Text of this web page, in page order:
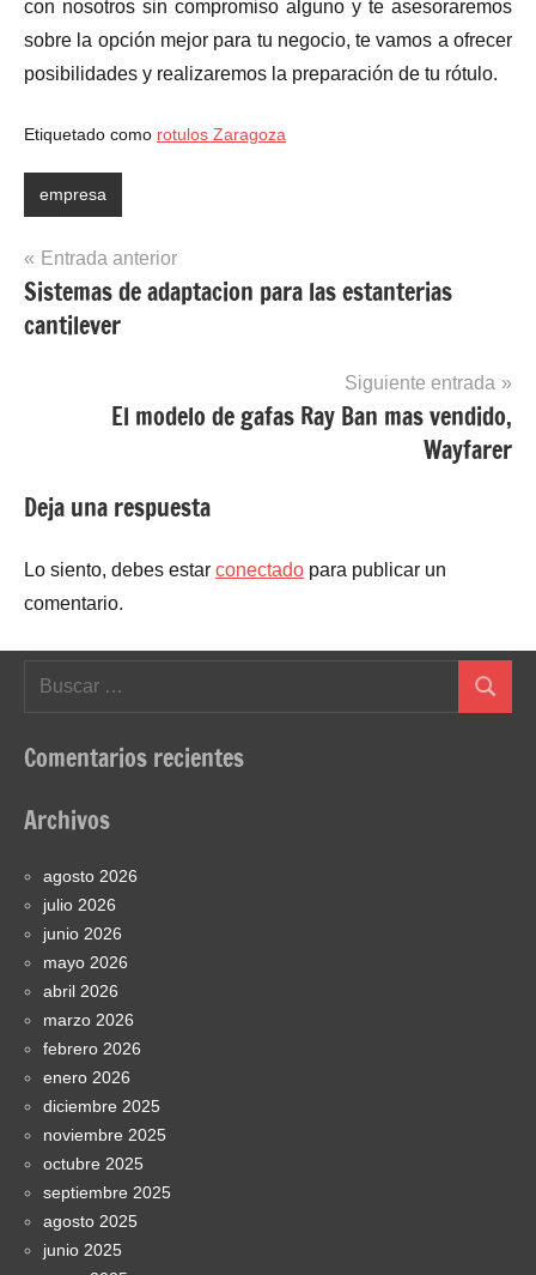
con nosotros sin compromiso alguno y te asesoraremos
sobre la opción mejor para tu negocio, te vamos a ofrecer
posibilidades y realizaremos la preparación de tu rótulo.
Etiquetado como rotulos Zaragoza
empresa
Navegación
de
entradas
Entrada anterior
Sistemas de adaptacion para las estanterias
cantilever
Siguiente entrada
El modelo de gafas Ray Ban mas vendido,
Wayfarer
Deja una respuesta
Lo siento, debes estar conectado para publicar un
comentario.
Buscar
Comentarios recientes
Archivos
agosto 2026
julio 2026
junio 2026
mayo 2026
abril 2026
marzo 2026
febrero 2026
enero 2026
diciembre 2025
noviembre 2025
octubre 2025
septiembre 2025
agosto 2025
junio 2025